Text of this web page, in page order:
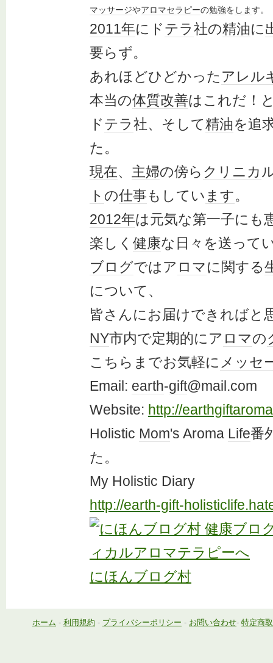
マッサージやアロマセラピーの勉強を します。
2011年にドテラ社の精油に
要らず。
あれほどひどかった アレル
本当の体質改善はこれだ！
ドテラ社、そして精油を追
た。
現在、 主婦の傍ら クリニカ
ト の仕事もしてい ます。
2012年は元気な第一子にも
楽しく 健康な日々を送って
ブログではア ロマに関する
について、
皆さんにお届けできればと
NY市内で定期的にア ロマの
こちらまでお気軽に メッセ
Email: earth-gift@mail.com
Website: http://
Holistic Mom's Aroma Life番
た。
My Holistic Diary
http://earth-gift-
にほんブログ村
ホーム - 利用規約 - プライバシーポリシー - お問い合わせ- 特定商